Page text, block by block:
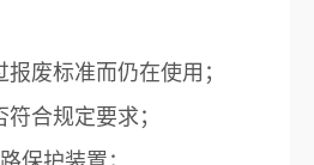
废标准而仍在使用；
合规定要求；